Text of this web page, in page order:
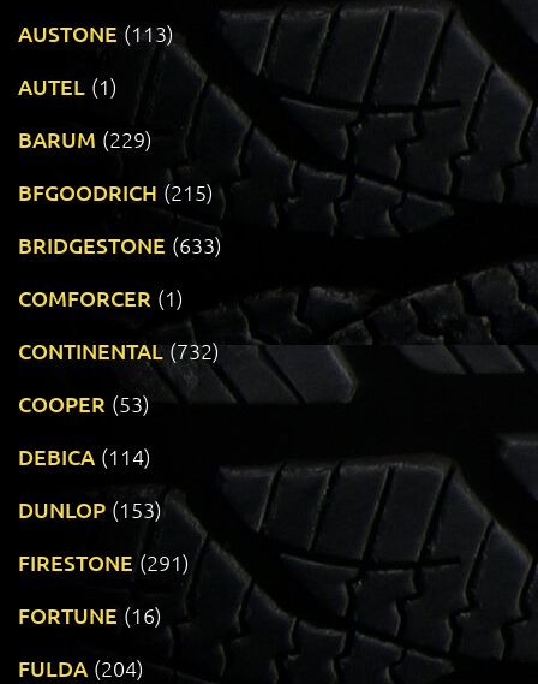
AUSTONE (113)
AUTEL (1)
BARUM (229)
BFGOODRICH (215)
BRIDGESTONE (633)
COMFORCER (1)
CONTINENTAL (732)
COOPER (53)
DEBICA (114)
DUNLOP (153)
FIRESTONE (291)
FORTUNE (16)
FULDA (204)